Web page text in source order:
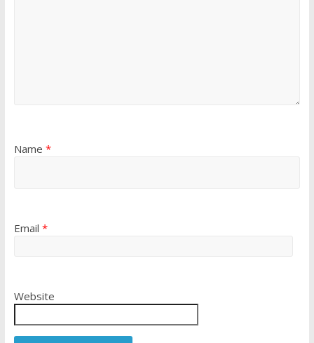
Name *
Email *
Website